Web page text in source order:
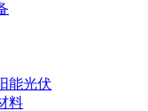
能光伏
料